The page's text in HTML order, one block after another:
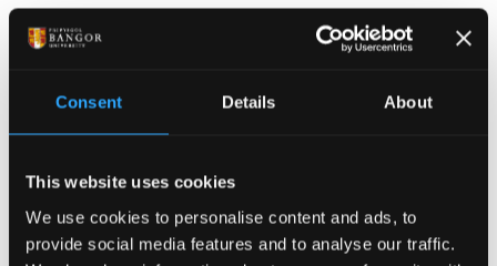
Consent Details About
This website uses cookies
We use cookies to personalise content and ads, to
provide social media features and to analyse our traffic.
Y beirniaid eleni oedd Caryl Parry Jones a Robat
Arwyn. Derbyniwyd naw o geisiadau eleni, gyda
canmoliaeth gan y ddau feirniaid.
Caryl Parry Jones, “Syniad hynod o gyffrous ydi hanes
Gwion Bach gan Deg y Cant. Mae’r cyfansoddwr yn
awyddus i’r sioe gael ei chynhyrchu yn arddull “War